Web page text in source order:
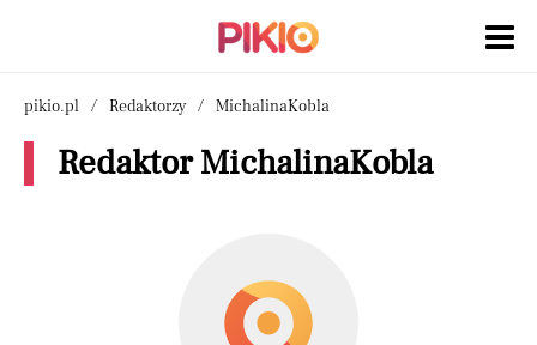
pikio.pl Redaktorzy MichalinaKobla
Redaktor MichalinaKobla